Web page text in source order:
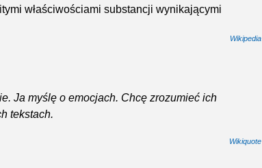
właściwościami substancji wynikającymi
Wikipedia
Ja myślę o emocjach. Chcę zrozumieć ich
tekstach.
Wikiquote